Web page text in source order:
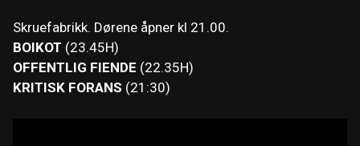
Skruefabrikk. Dørene åpner kl 21.00.
BOIKOT (23.45H)
OFFENTLIG FIENDE (22.35H)
KRITISK FORANS (21:30)